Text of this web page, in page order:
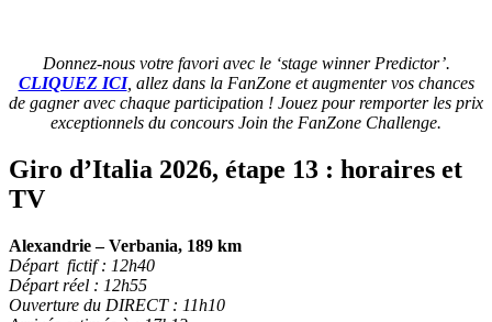
Donnez-nous votre favori avec le ‘stage winner Predictor’.
CLIQUEZ ICI, allez dans la FanZone et augmenter vos chances
de gagner avec chaque participation ! Jouez pour remporter les prix
exceptionnels du concours Join the FanZone Challenge.
Giro d’Italia 2026, étape 13 : horaires et
TV
Alexandrie – Verbania, 189 km
Départ fictif : 12h40
Départ réel : 12h55
Ouverture du DIRECT : 11h10